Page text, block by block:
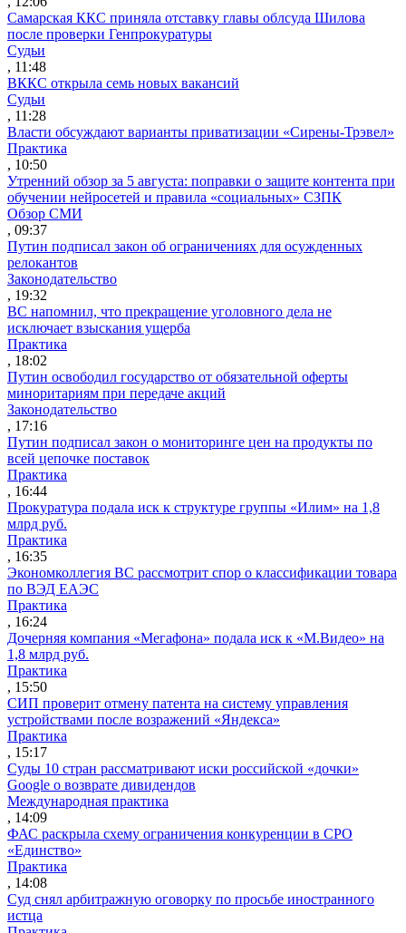
Самарская ККС приняла отставку главы облсуда Шилова
после проверки Генпрокуратуры
Судьи
, 11:48
ВККС открыла семь новых вакансий
Судьи
, 11:28
Власти обсуждают варианты приватизации «Сирены-Трэвел»
Практика
, 10:50
Утренний обзор за 5 августа: поправки о защите контента при
обучении нейросетей и правила «социальных» СЗПК
Обзор СМИ
, 09:37
Путин подписал закон об ограничениях для осужденных
релокантов
Законодательство
, 19:32
ВС напомнил, что прекращение уголовного дела не
исключает взыскания ущерба
Практика
, 18:02
Путин освободил государство от обязательной оферты
миноритариям при передаче акций
Законодательство
, 17:16
Путин подписал закон о мониторинге цен на продукты по
всей цепочке поставок
Практика
, 16:44
Прокуратура подала иск к структуре группы «Илим» на 1,8
млрд руб.
Практика
, 16:35
Экономколлегия ВС рассмотрит спор о классификации товара
по ВЭД ЕАЭС
Практика
, 16:24
Дочерняя компания «Мегафона» подала иск к «М.Видео» на
1,8 млрд руб.
Практика
, 15:50
СИП проверит отмену патента на систему управления
устройствами после возражений «Яндекса»
Практика
, 15:17
Суды 10 стран рассматривают иски российской «дочки»
Google о возврате дивидендов
Международная практика
, 14:09
ФАС раскрыла схему ограничения конкуренции в СРО
«Единство»
Практика
, 14:08
Суд снял арбитражную оговорку по просьбе иностранного
истца